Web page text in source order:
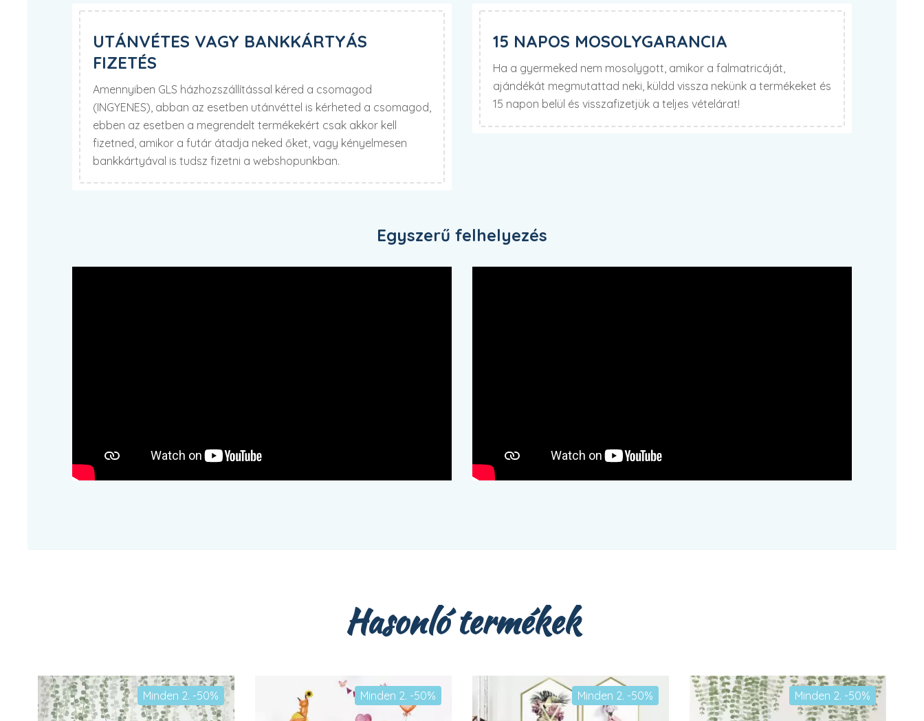
UTÁNVÉTES VAGY BANKKÁRTYÁS
FIZETÉS
Amennyiben GLS házhozszállítással kéred a csomagod
(INGYENES), abban az esetben utánvéttel is kérheted a csomagod,
ebben az esetben a megrendelt termékekért csak akkor kell
fizetned, amikor a futár átadja neked őket, vagy kényelmesen
bankkártyával is tudsz fizetni a webshopunkban.
15 NAPOS MOSOLYGARANCIA
Ha a gyermeked nem mosolygott, amikor a falmatricáját,
ajándékát megmutattad neki, küldd vissza nekünk a termékeket és
15 napon belül és visszafizetjük a teljes vételárat!
Egyszerű felhelyezés
Hasonló termékek
Minden 2. -50% Minden 2. -50% Minden 2. -50% Minden 2. -50%